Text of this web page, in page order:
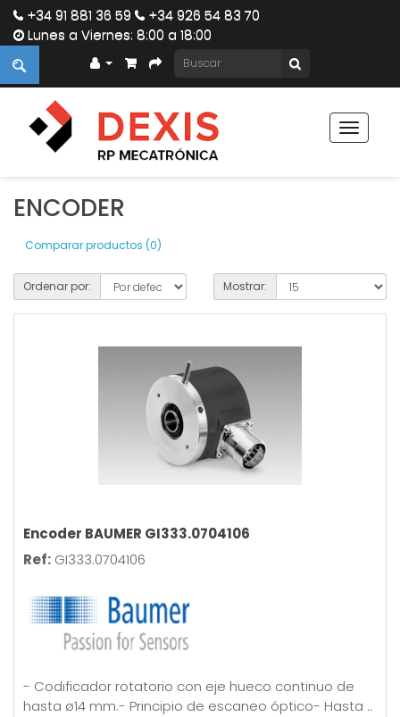
+34 91 881 36 59
+34 926 54 83 70
Lunes a Viernes: 8:00 a 18:00
Toggle
ENCODER
Comparar productos (0)
Ordenar por: Mostrar:
Encoder BAUMER GI333.0704106
Ref: GI333.0704106
- Codificador rotatorio con eje hueco continuo de
hasta ø14 mm.- Principio de escaneo óptico- Hasta ..